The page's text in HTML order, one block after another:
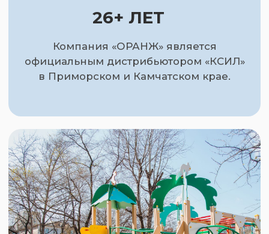
1970 Г.
Был основан завод
«КСИЛ».